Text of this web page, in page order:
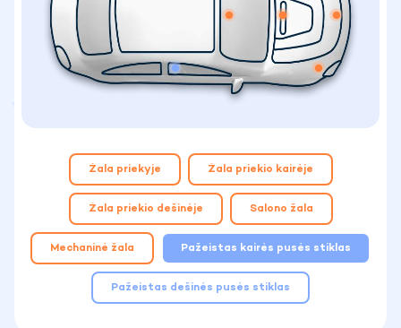
Žala priekyje Žala priekio kairėje
Žala priekio dešinėje Salono žala
Mechaninė žala Pažeistas kairės pusės stiklas
Pažeistas dešinės pusės stiklas